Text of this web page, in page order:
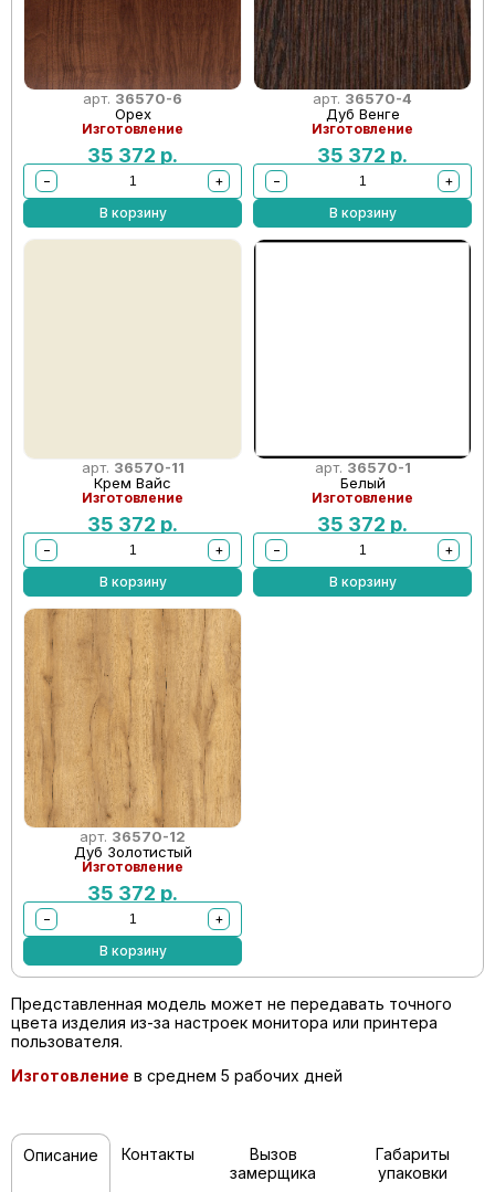
арт. 36570-6
Орех
Изготовление
35 372 р.
−
+
В корзину
арт. 36570-4
Дуб Венге
Изготовление
35 372 р.
−
+
В корзину
арт. 36570-11
Крем Вайс
Изготовление
35 372 р.
−
+
В корзину
арт. 36570-1
Белый
Изготовление
35 372 р.
−
+
В корзину
арт. 36570-12
Дуб Золотистый
Изготовление
35 372 р.
−
+
В корзину
Представленная модель может не передавать точного
цвета изделия из-за настроек монитора или принтера
пользователя.
Изготовление в среднем 5 рабочих дней
Описание Контакты
Вызов
замерщика
Габариты
упаковки